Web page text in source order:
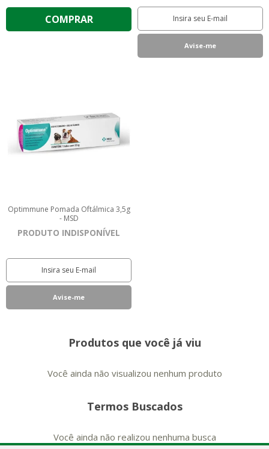
COMPRAR
Optimmune Pomada Oftálmica 3,5g
- MSD
PRODUTO INDISPONÍVEL
Produtos que você já viu
Você ainda não visualizou nenhum produto
Termos Buscados
Você ainda não realizou nenhuma busca